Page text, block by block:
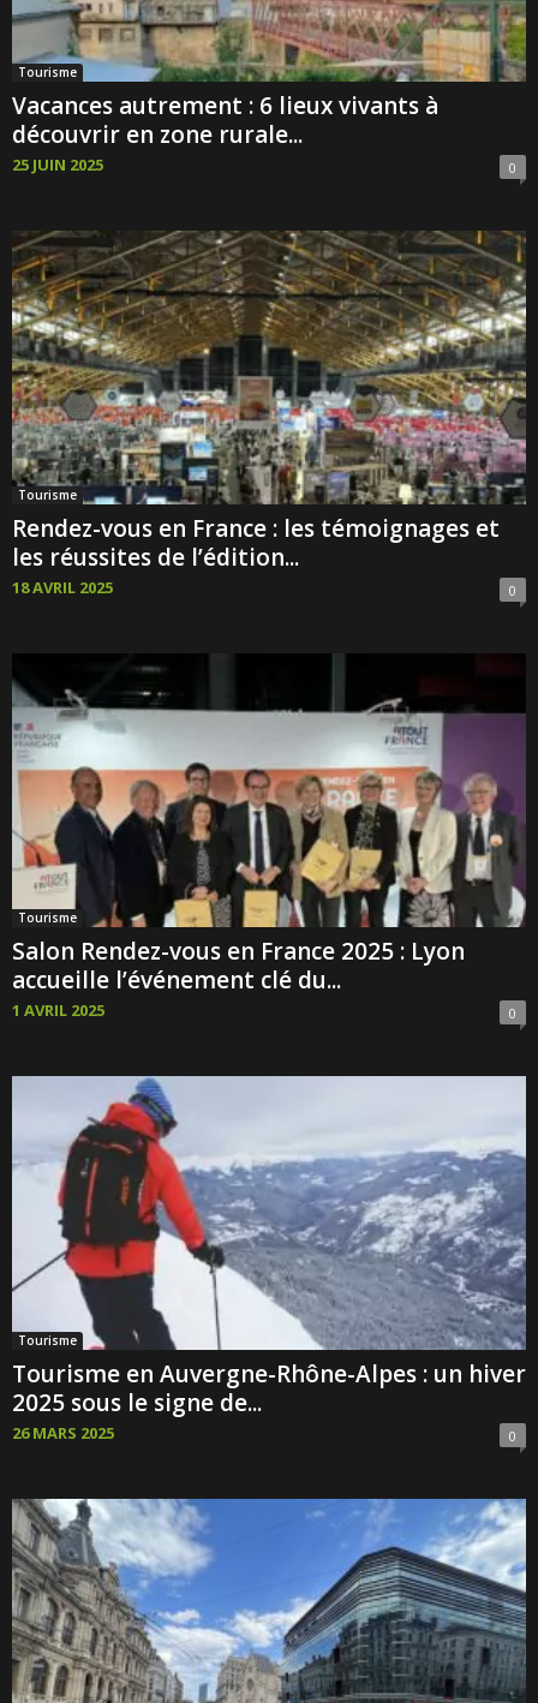
Tourisme
Vacances autrement : 6 lieux vivants à
découvrir en zone rurale...
25 JUIN 2025 0
Tourisme
Rendez-vous en France : les témoignages et
les réussites de l’édition...
18 AVRIL 2025 0
Tourisme
Salon Rendez-vous en France 2025 : Lyon
accueille l’événement clé du...
1 AVRIL 2025 0
Tourisme
Tourisme en Auvergne-Rhône-Alpes : un hiver
2025 sous le signe de...
26 MARS 2025 0